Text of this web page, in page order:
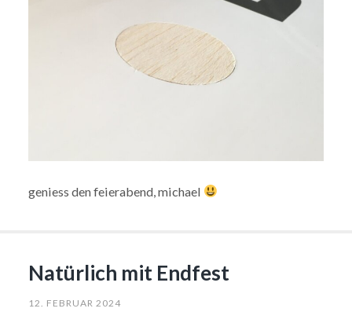
geniess den feierabend, michael
Natürlich mit Endfest
12. FEBRUAR 2024